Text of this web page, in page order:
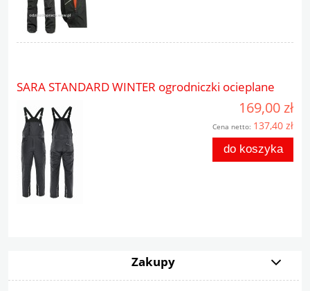
SARA STANDARD WINTER ogrodniczki ocieplane
169,00 zł
Cena netto: 137,40 zł
do koszyka
Zakupy